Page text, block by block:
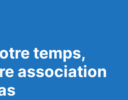
temps,
association